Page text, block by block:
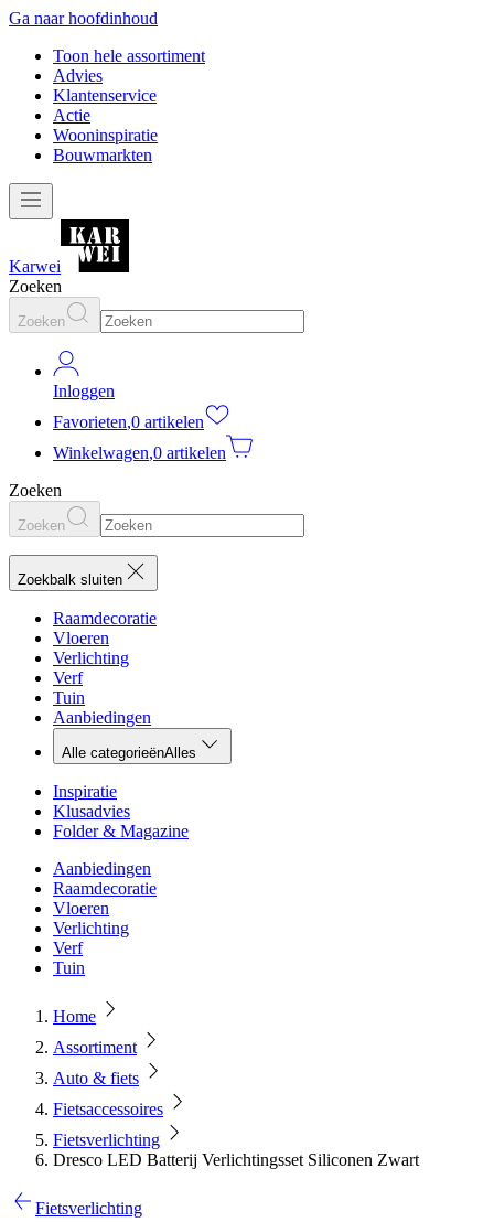
Ga naar hoofdinhoud
Toon hele assortiment
Advies
Klantenservice
Actie
Wooninspiratie
Bouwmarkten
Karwei
Zoeken
Zoeken
Inloggen
Favorieten,0 artikelen
Winkelwagen,0 artikelen
Zoeken
Zoeken
Zoekbalk sluiten
Raamdecoratie
Vloeren
Verlichting
Verf
Tuin
Aanbiedingen
Alle categorieënAlles
Inspiratie
Klusadvies
Folder & Magazine
Aanbiedingen
Raamdecoratie
Vloeren
Verlichting
Verf
Tuin
Home
Assortiment
Auto & fiets
Fietsaccessoires
Fietsverlichting
Dresco LED Batterij Verlichtingsset Siliconen Zwart
Fietsverlichting